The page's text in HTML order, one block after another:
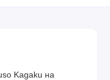
Kagaku на